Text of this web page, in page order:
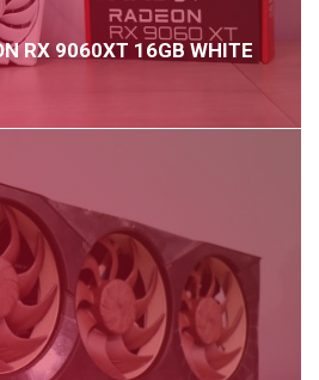
RX 9060XT 16GB WHITE